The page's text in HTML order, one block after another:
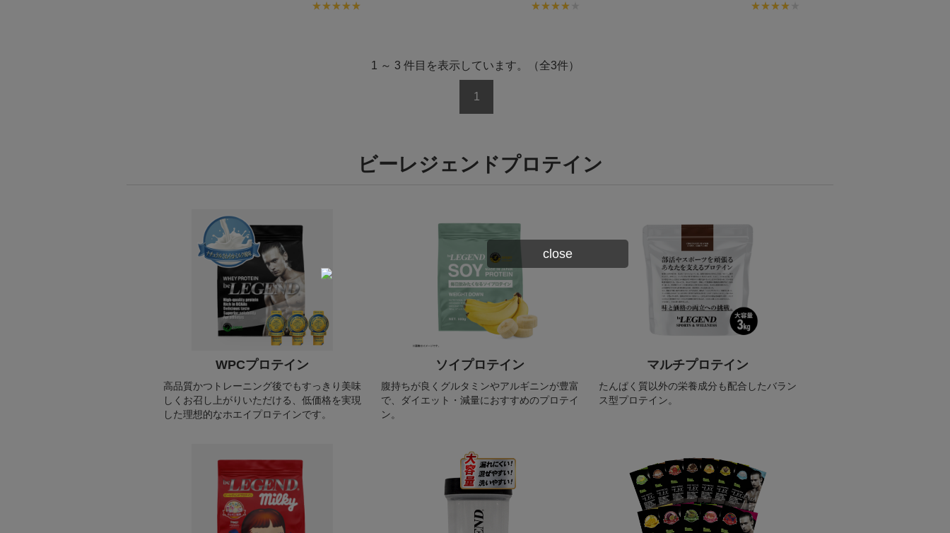
1 ～ 3 件目を表示しています。（全3件）
1
ビーレジェンドプロテイン
WPCプロテイン
高品質かつトレーニング後でもすっきり美味
しくお召し上がりいただける、低価格を実現
した理想的なホエイプロテインです。
ソイプロテイン
腹持ちが良くグルタミンやアルギニンが豊富
で、ダイエット・減量におすすめのプロテイ
ン。
マルチプロテイン
たんぱく質以外の栄養成分も配合したバラン
ス型プロテイン。
close